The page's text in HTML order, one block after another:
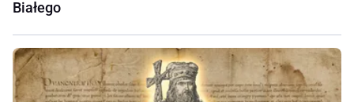
Białego